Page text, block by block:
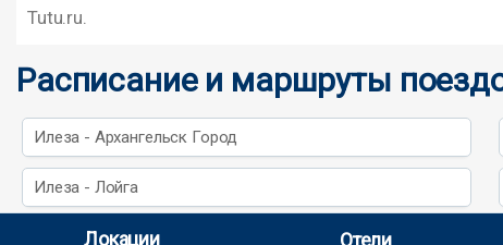
Tutu.ru.
Расписание и маршруты
Илеза - Архангельск Город
Илеза - Лойга
Локации Отели